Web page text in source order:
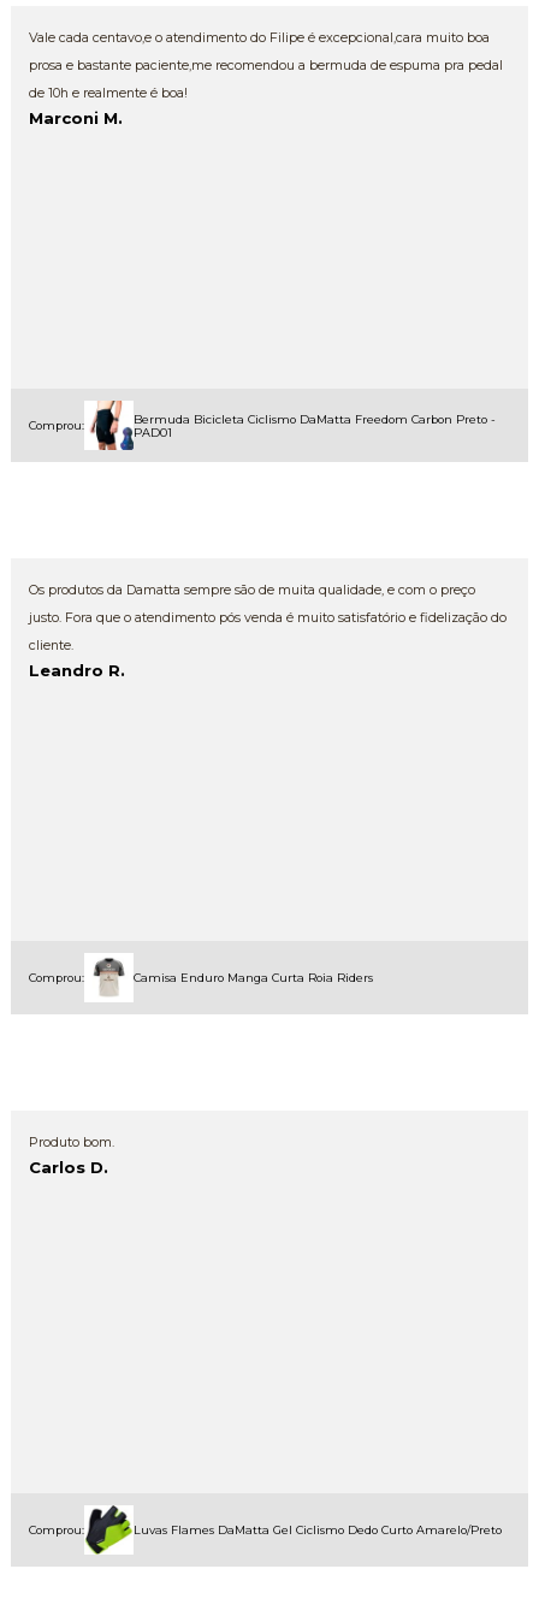
Vale cada centavo,e o atendimento do Filipe é excepcional,cara muito boa
prosa e bastante paciente,me recomendou a bermuda de espuma pra pedal
de 10h e realmente é boa!
Marconi M.
Comprou:
Bermuda Bicicleta Ciclismo DaMatta Freedom Carbon Preto -
PAD01
Os produtos da Damatta sempre são de muita qualidade, e com o preço
justo. Fora que o atendimento pós venda é muito satisfatório e fidelização do
cliente.
Leandro R.
Comprou: Camisa Enduro Manga Curta Roia Riders
Produto bom.
Carlos D.
Comprou: Luvas Flames DaMatta Gel Ciclismo Dedo Curto Amarelo/Preto